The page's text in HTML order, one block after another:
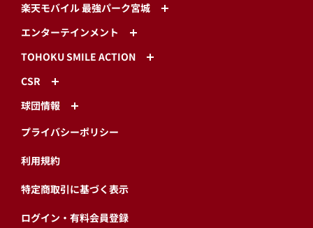
楽天モバイル 最強パーク宮城
エンターテインメント
TOHOKU SMILE ACTION
CSR
球団情報
プライバシーポリシー
利用規約
特定商取引に基づく表示
ログイン・有料会員登録